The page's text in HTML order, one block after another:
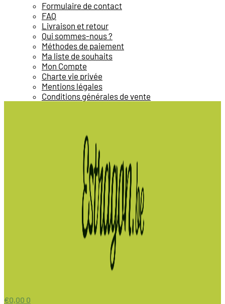
Formulaire de contact
FAQ
Livraison et retour
Qui sommes-nous ?
Méthodes de paiement
Ma liste de souhaits
Mon Compte
Charte vie privée
Mentions légales
Conditions générales de vente
€0,00 0